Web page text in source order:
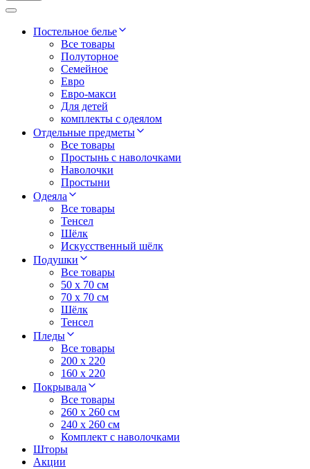
Постельное белье
Все товары
Полуторное
Семейное
Евро
Евро-макси
Для детей
комплекты с одеялом
Отдельные предметы
Все товары
Простынь с наволочками
Наволочки
Простыни
Одеяла
Все товары
Тенсел
Шёлк
Искусственный шёлк
Подушки
Все товары
50 x 70 см
70 x 70 см
Шёлк
Тенсел
Пледы
Все товары
200 х 220
160 х 220
Покрывала
Все товары
260 x 260 см
240 х 260 см
Комплект с наволочками
Шторы
Акции